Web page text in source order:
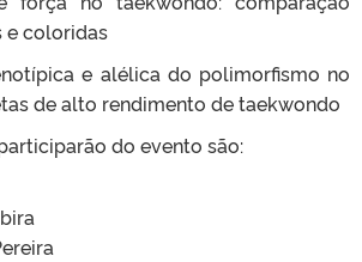
e coloridas
e alélica do polimorfismo no
de alto rendimento de taekwondo
do evento são: